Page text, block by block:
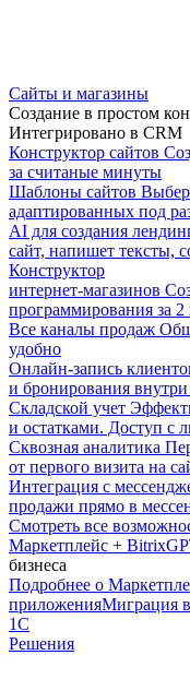
Сайты и магазины
Создание в простом
Интегрировано в CRM
Конструктор сайтов
за считаные минуты
Шаблоны сайтов
адаптированных под
AI для создания
сайт, напишет тексты,
Конструктор
интернет-магазинов
программирования за
Все каналы продаж
удобно
Онлайн-запись
и бронирования
Складской учет
и остатками. Доступ с
Сквозная аналитика
от первого визита на
Интеграция с
продажи прямо в
Смотреть все
Маркетплейс +
бизнеса
Подробнее о
приложенияМиграция
1С
Решения